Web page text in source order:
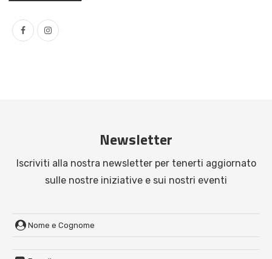
Newsletter
Iscriviti alla nostra newsletter per tenerti aggiornato
sulle nostre iniziative e sui nostri eventi